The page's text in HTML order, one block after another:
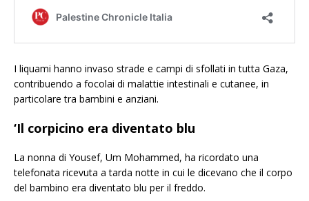
I liquami hanno invaso strade e campi di sfollati in tutta Gaza,
contribuendo a focolai di malattie intestinali e cutanee, in
particolare tra bambini e anziani.
‘Il corpicino era diventato blu
La nonna di Yousef, Um Mohammed, ha ricordato una
telefonata ricevuta a tarda notte in cui le dicevano che il corpo
del bambino era diventato blu per il freddo.